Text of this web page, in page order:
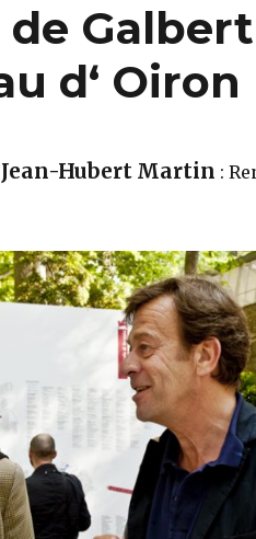
Galbert
d‘ Oiron
Hubert Martin :